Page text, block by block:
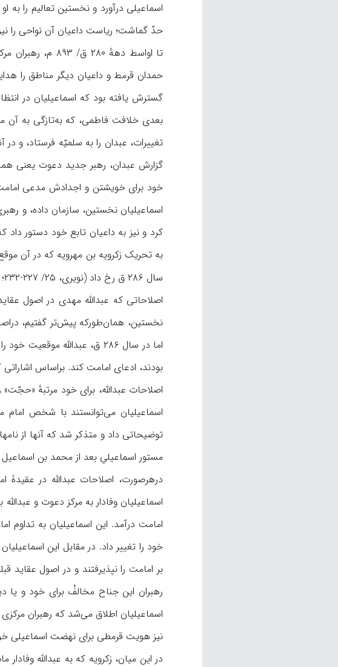
اسماعیلی درآورد و نخستین تعالیم را به
حدّ گماشت؛ ریاست داعیان آن نواحی را نیز
تا اواسط دههٔ
حمدان قرمط و داعیان دیگر مناطق را
بعدی خلافت فاطمی، که به‌تازگی به آن
تغییرات، عبدان را به سلمیّه فرستاد،
گزارش عبدان، رهبر جدید دعوت یعنی
خود برای خویشتن و اجدادش مدعی
اسماعیلیان نخستین، سازمان داده، و
کرد و نیز به داعیان تابع خود دستور
به تحریک زکرویه بن مهرویه که در آن
سال ۲۸۶ ق رخ داد (نویری، ۲۵/ ۲۲۷-۲۳۲؛ ابن‌‌دواداری، ۶/ ۶۵- ۶۸؛ مقریزی، ۱/ ۱۶۷- ۱۶۸؛ دفتری،
اصلاحاتی که عبدالله مهدی در اصول
اما در سال ۲۸۶ ق،
بودند، ادعای امامت کند. براساس
اسماعیلیان می‌توانستند با شخص امام
توضیحاتی داد و متذکر شد که آنها از
مستور اسماعیلیِ بعد از محمد بن‌ اسماعیل
درهرصورت، اصلاحات عبدالله در
اسماعیلیان وفادار به مرکز دعوت و
امامت درآمد. این اسماعیلیان به تداوم
خود را تغییر داد. در مقابل این
بر امامت را نپذیرفتند و در اصول عقاید
اسماعیلیان اطلاق می‌شد که رهبران
نیز هویت قرمطی برای نهضت اسماعیلی